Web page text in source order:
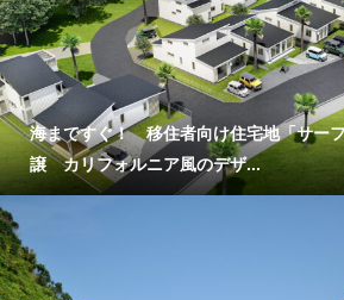
海まですぐ！ 移住者向け住宅地「サー
譲 カリフォルニア風のデザ...